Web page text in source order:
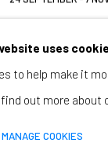
LA
MANIFESTA |
uses
to help make it
out more about
MANAGE COOKIES